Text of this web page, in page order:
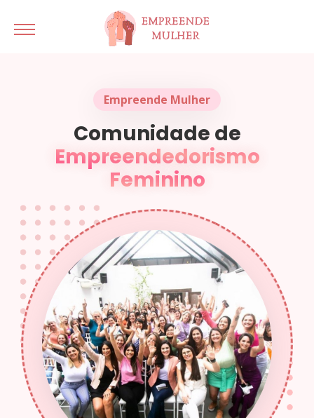
Empreende Mulher
Comunidade de
Empreendedorismo
Feminino